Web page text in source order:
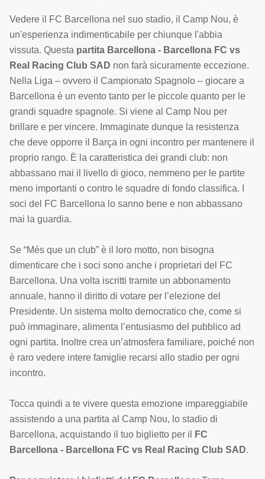
Vedere il FC Barcellona nel suo stadio, il Camp Nou, è
un'esperienza indimenticabile per chiunque l'abbia
vissuta. Questa partita Barcellona - Barcellona FC vs
Real Racing Club SAD non farà sicuramente eccezione.
Nella Liga – ovvero il Campionato Spagnolo – giocare a
Barcellona è un evento tanto per le piccole quanto per le
grandi squadre spagnole. Si viene al Camp Nou per
brillare e per vincere. Immaginate dunque la resistenza
che deve opporre il Barça in ogni incontro per mantenere il
proprio rango. È la caratteristica dei grandi club: non
abbassano mai il livello di gioco, nemmeno per le partite
meno importanti o contro le squadre di fondo classifica. I
soci del FC Barcellona lo sanno bene e non abbassano
mai la guardia.
Se “Més que un club” è il loro motto, non bisogna
dimenticare che i soci sono anche i proprietari del FC
Barcellona. Una volta iscritti tramite un abbonamento
annuale, hanno il diritto di votare per l’elezione del
Presidente. Un sistema molto democratico che, come si
può immaginare, alimenta l’entusiasmo del pubblico ad
ogni partita. Inoltre crea un’atmosfera familiare, poiché non
è raro vedere intere famiglie recarsi allo stadio per ogni
incontro.
Tocca quindi a te vivere questa emozione impareggiabile
assistendo a una partita al Camp Nou, lo stadio di
Barcellona, acquistando il tuo biglietto per il
FC
Barcellona - Barcellona FC vs Real Racing Club SAD.